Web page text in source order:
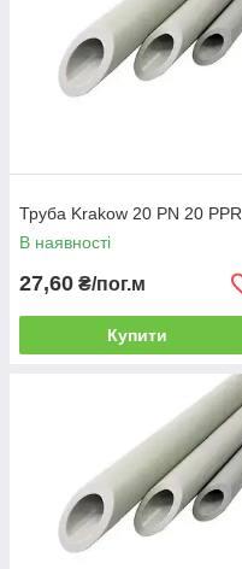
Труба Krakow 20 PN 20 PPR
В наявності
27,60 ₴/пог.м
Купити